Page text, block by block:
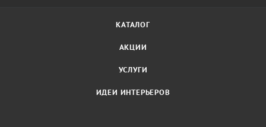
КАТАЛОГ
АКЦИИ
УСЛУГИ
ИДЕИ ИНТЕРЬЕРОВ